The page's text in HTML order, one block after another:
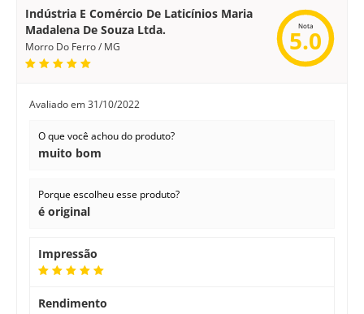
Indústria E Comércio De Laticínios Maria
Madalena De Souza Ltda.
Morro Do Ferro / MG
Nota
5.0
Avaliado em31/10/2022
O que você achou do produto?
muito bom
Porque escolheu esse produto?
é original
Impressão
Rendimento